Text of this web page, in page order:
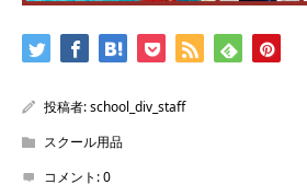
投稿者:school_div_staff
スクール用品
コメント:0